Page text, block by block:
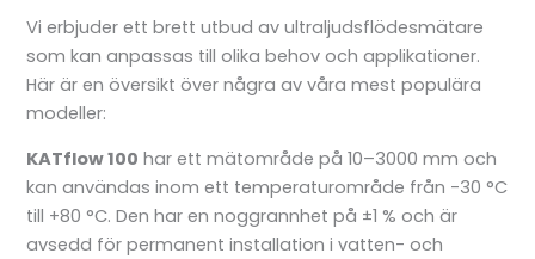
Vi erbjuder ett brett utbud av ultraljudsflödesmätare
som kan anpassas till olika behov och applikationer.
Här är en översikt över några av våra mest populära
modeller:
KATflow 100 har ett mätområde på 10–3000 mm och
kan användas inom ett temperaturområde från -30 °C
till +80 °C. Den har en noggrannhet på ±1 % och är
avsedd för permanent installation i vatten- och